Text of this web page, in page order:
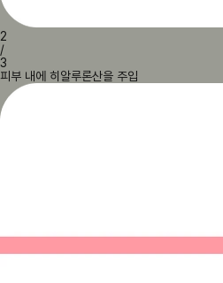
2
/
3
피부 내에 히알루론산을 주입